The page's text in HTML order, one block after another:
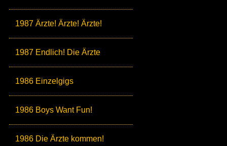
1987 Ärzte! Ärzte! Ärzte!
1987 Endlich! Die Ärzte
1986 Einzelgigs
1986 Boys Want Fun!
1986 Die Ärzte kommen!